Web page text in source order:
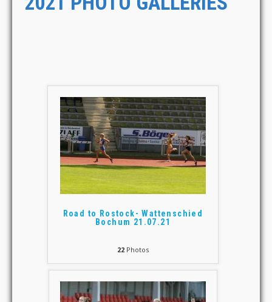
Road to Rostock- Wattenschied
Bochum 21.07.21
22 Photos